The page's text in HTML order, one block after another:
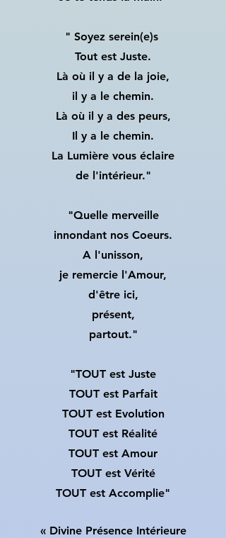
" Soyez serein(e)s
Tout est Juste.
Là où il y a de la joie,
il y a le chemin.
Là où il y a des peurs,
Il y a le chemin.
La Lumière vous éclaire
de l'intérieur."
"Quelle merveille
innondant nos Coeurs.
A l'unisson,
je remercie l'Amour,
d'être ici,
présent,
partout."
"TOUT est Juste
TOUT est Parfait
TOUT est Evolution
TOUT est Réalité
TOUT est Amour
TOUT est Vérité
TOUT est Accomplie"
« Divine Présence Intérieure